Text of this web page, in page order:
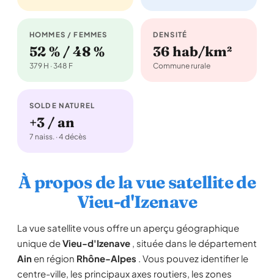
HOMMES / FEMMES
52 % / 48 %
379 H · 348 F
DENSITÉ
36 hab/km²
Commune rurale
SOLDE NATUREL
+3 / an
7 naiss. · 4 décès
À propos de la vue satellite de
Vieu-d'Izenave
La vue satellite vous offre un aperçu géographique
unique deVieu-d'Izenave , située dans le département
Ainen région Rhône-Alpes . Vous pouvez identifier le
centre-ville, les principaux axes routiers, les zones